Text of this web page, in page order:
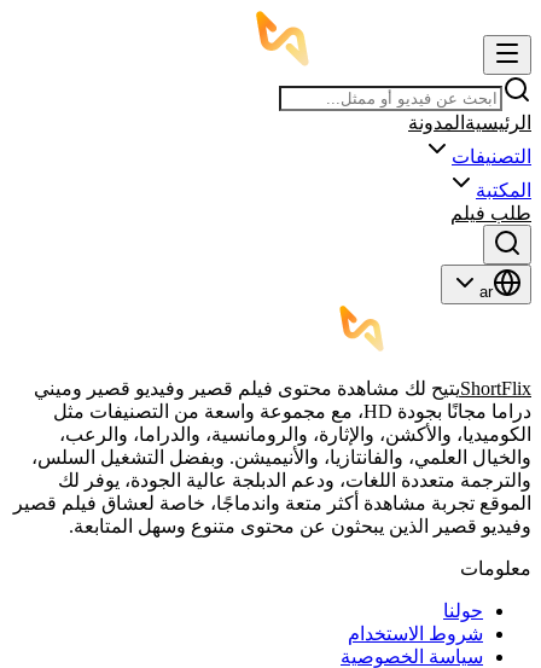
الرئيسية المدونة
التصنيفات
المكتبة
طلب فيلم
ar
ShortFlixيتيح لك مشاهدة محتوى فيلم قصير وفيديو قصير وميني
دراما مجانًا بجودة HD، مع مجموعة واسعة من التصنيفات مثل
الكوميديا، والأكشن، والإثارة، والرومانسية، والدراما، والرعب،
والخيال العلمي، والفانتازيا، والأنيميشن. وبفضل التشغيل السلس،
والترجمة متعددة اللغات، ودعم الدبلجة عالية الجودة، يوفر لك
الموقع تجربة مشاهدة أكثر متعة واندماجًا، خاصة لعشاق فيلم قصير
وفيديو قصير الذين يبحثون عن محتوى متنوع وسهل المتابعة.
معلومات
حولنا
شروط الاستخدام
سياسة الخصوصية